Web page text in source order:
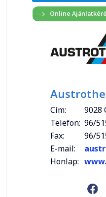
Cím:
9028
Telefon: 96/
Fax:
96/
E-mail:
Honlap: